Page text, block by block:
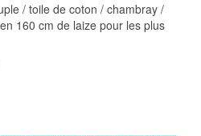
/ toile de coton / chambray /
160 cm de laize pour les plus